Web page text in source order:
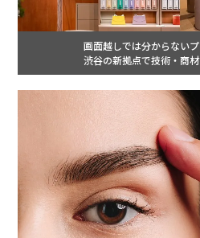
画面越しでは分からない
渋谷の新拠点で技術・商